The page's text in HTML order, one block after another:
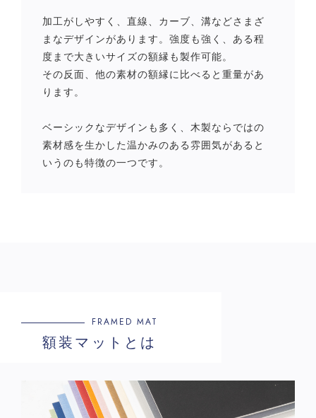
加工がしやすく、直線、カーブ、溝などさまざ
まなデザインがあります。強度も強く、ある程
度まで大きいサイズの額縁も製作可能。
その反面、他の素材の額縁に比べると重量があ
ります。
ベーシックなデザインも多く、木製ならではの
素材感を生かした温かみのある雰囲気があると
いうのも特徴の一つです。
FRAMED MAT
額装マットとは